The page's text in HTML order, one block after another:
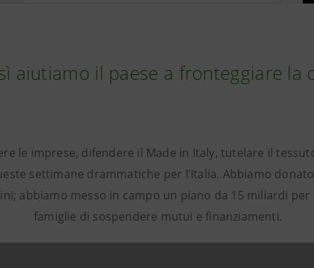
aiutiamo il paese a fronteggiare la
le imprese, difendere il Made in Italy, tutelare il
settimane drammatiche per l’Italia. Abbiamo
abbiamo messo in campo un piano da 15 miliardi
famiglie di sospendere mutui e finanziamenti.